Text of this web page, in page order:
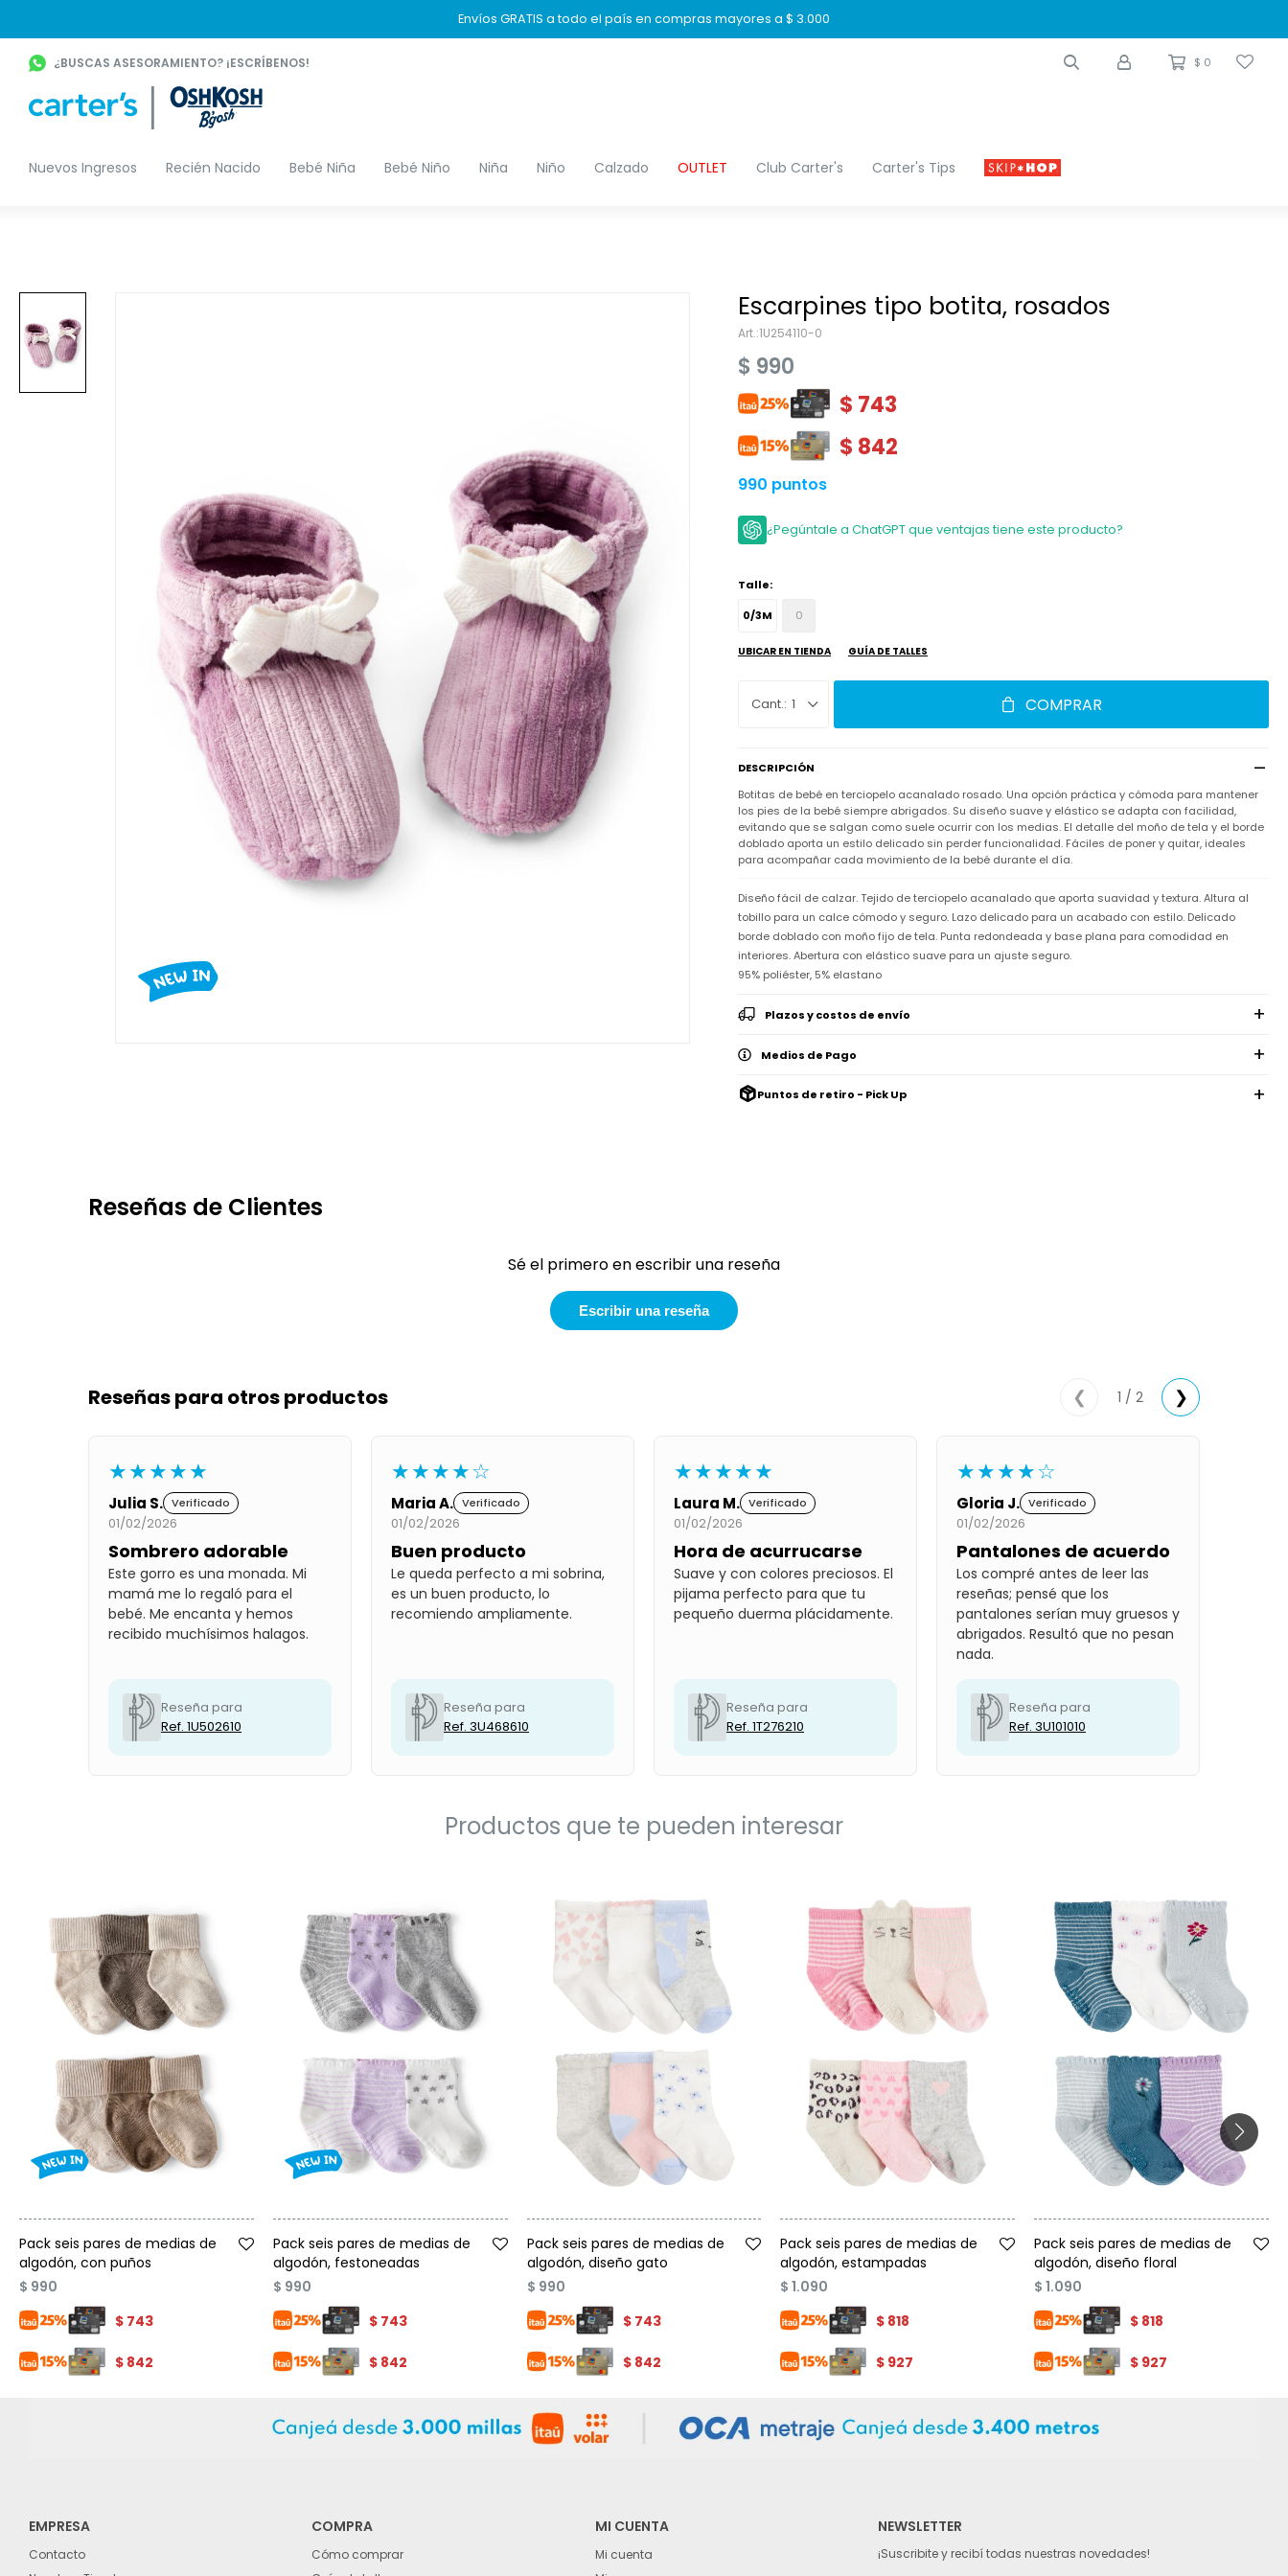
Envíos GRATIS a todo el país en compras mayores a $ 3.000
Nuevos Ingresos Recién Nacido Bebé Niña Bebé Niño Niña Niño Calzado OUTLET Club Carter's Carter's Tips
$ 0
¿BUSCAS ASESORAMIENTO? ¡ESCRÍBENOS!
Escarpines tipo botita, rosados
1U254110-0
$ 990
$ 743
$ 842
990 puntos
¿Pegúntale a ChatGPT que ventajas tiene este producto?
Talle:
0/3M
0
UBICAR EN TIENDA GUÍA DE TALLES
1 COMPRAR
DESCRIPCIÓN
Botitas de bebé en terciopelo acanalado rosado. Una opción práctica y cómoda para mantener
los pies de la bebé siempre abrigados. Su diseño suave y elástico se adapta con facilidad,
evitando que se salgan como suele ocurrir con los medias. El detalle del moño de tela y el borde
doblado aporta un estilo delicado sin perder funcionalidad. Fáciles de poner y quitar, ideales
para acompañar cada movimiento de la bebé durante el día.
Diseño fácil de calzar. Tejido de terciopelo acanalado que aporta suavidad y textura. Altura al
tobillo para un calce cómodo y seguro. Lazo delicado para un acabado con estilo. Delicado
borde doblado con moño fijo de tela. Punta redondeada y base plana para comodidad en
interiores. Abertura con elástico suave para un ajuste seguro.
95% poliéster, 5% elastano
Plazos y costos de envío
Medios de Pago
Puntos de retiro - Pick Up
Reseñas de Clientes
Sé el primero en escribir una reseña
Escribir una reseña
Reseñas para otros productos ❮ 1 / 2 ❯
★★★★★
Julia S. Verificado
01/02/2026
Sombrero adorable
Este gorro es una monada. Mi
mamá me lo regaló para el
bebé. Me encanta y hemos
recibido muchísimos halagos.
Reseña para
Ref. 1U502610
★★★★☆
Maria A. Verificado
01/02/2026
Buen producto
Le queda perfecto a mi sobrina,
es un buen producto, lo
recomiendo ampliamente.
Reseña para
Ref. 3U468610
★★★★★
Laura M. Verificado
01/02/2026
Hora de acurrucarse
Suave y con colores preciosos. El
pijama perfecto para que tu
pequeño duerma plácidamente.
Reseña para
Ref. 1T276210
★★★★☆
Gloria J. Verificado
01/02/2026
Pantalones de acuerdo
Los compré antes de leer las
reseñas; pensé que los
pantalones serían muy gruesos y
abrigados. Resultó que no pesan
nada.
Reseña para
Ref. 3U101010
Productos que te pueden interesar
Pack seis pares de medias de
algodón, con puños
$ 990
$ 743
$ 842
Pack seis pares de medias de
algodón, festoneadas
$ 990
$ 743
$ 842
Pack seis pares de medias de
algodón, diseño gato
$ 990
$ 743
$ 842
Pack seis pares de medias de
algodón, estampadas
$ 1.090
$ 818
$ 927
Pack seis pares de medias de
algodón, diseño floral
$ 1.090
$ 818
$ 927
EMPRESA
Contacto
COMPRA
Cómo comprar
MI CUENTA
Mi cuenta
NEWSLETTER
¡Suscribite y recibí todas nuestras novedades!